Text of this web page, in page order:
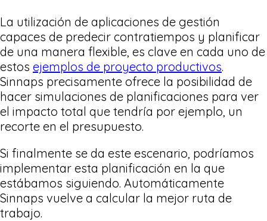
La utilización de aplicaciones de gestión
capaces de predecir contratiempos y planificar
de una manera flexible, es clave en cada uno de
estos ejemplos de proyecto productivos.
Sinnaps precisamente ofrece la posibilidad de
hacer simulaciones de planificaciones para ver
el impacto total que tendría por ejemplo, un
recorte en el presupuesto.
Si finalmente se da este escenario, podríamos
implementar esta planificación en la que
estábamos siguiendo. Automáticamente
Sinnaps vuelve a calcular la mejor ruta de
trabajo.